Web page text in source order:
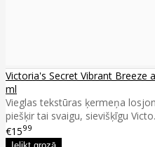
Victoria's Secret Vibrant
ml
Vieglas tekstūras ķermeņa
piešķir tai svaigu, sievišķīgu
€1599